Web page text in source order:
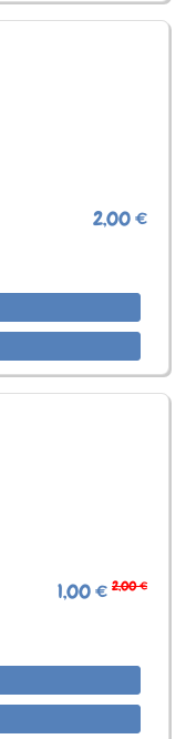
2,00 €
1,00 € 2,00 €